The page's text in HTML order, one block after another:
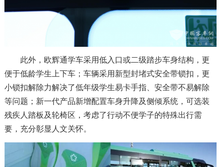
此外，欧辉通学车采用低入口或二级踏步车身结构，更
便于低龄学生上下车；车辆采用新型封堵式安全带锁扣，更
小锁扣解除力解决了低年级学生易卡手指、安全带不易解除
等问题；新一代产品新增配置车身升降及侧倾系统，可选装
残疾人踏板及轮椅区，考虑了行动不便学子的特殊出行需
要，充分彰显人文关怀。